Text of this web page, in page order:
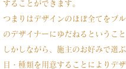
することができます。
つまりはデザインのほぼ全てをブ
のデザイナーにゆだねるということ
しかしながら、施主のお好みで選
目・種類を用意することによりデ